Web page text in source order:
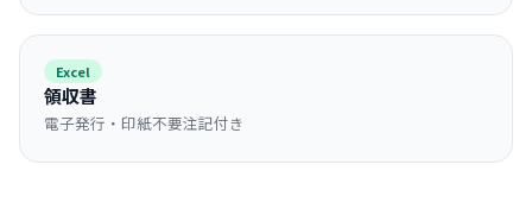
Excel
領収書
電子発行・印紙不要注記付き